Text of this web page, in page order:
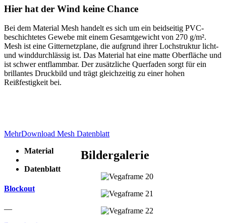
Hier hat der Wind keine Chance
Bei dem Material Mesh handelt es sich um ein beidseitig PVC-
beschichtetes Gewebe mit einem Gesamtgewicht von 270 g/m².
Mesh ist eine Gitternetzplane, die aufgrund ihrer Lochstruktur licht-
und winddurchlässig ist. Das Material hat eine matte Oberfläche und
ist schwer entflammbar. Der zusätzliche Querfaden sorgt für ein
brillantes Druckbild und trägt gleichzeitig zu einer hohen
Reißfestigkeit bei.
MehrDownload Mesh Datenblatt
Material
Datenblatt
Blockout
—
Bildergalerie